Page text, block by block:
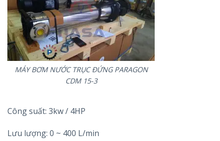
MÁY BƠM NƯỚC TRỤC ĐỨNG PARAGON
CDM 15-3
Công suất: 3kw / 4HP
Lưu lượng: 0 ~ 400 L/min